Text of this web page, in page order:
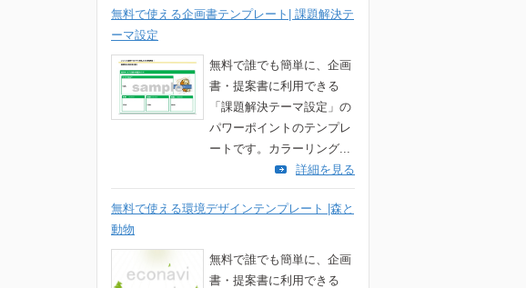
無料で使える企画書テンプレート| 課題解決テ
ーマ設定
無料で誰でも簡単に、企画
書・提案書に利用できる
「課題解決テーマ設定」の
パワーポイントのテンプレ
ートです。カラーリング...
詳細を見る
無料で使える環境デザインテンプレート |森と
動物
無料で誰でも簡単に、企画
書・提案書に利用できる